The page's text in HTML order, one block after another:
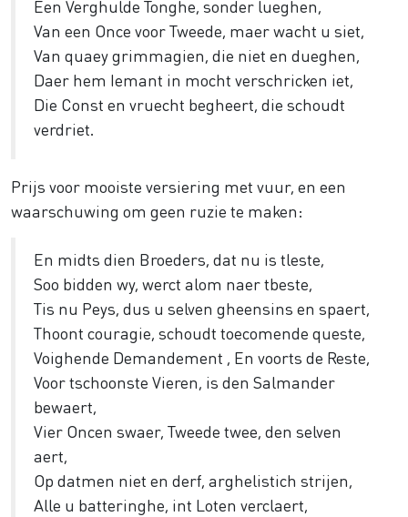
Een Verghulde Tonghe, sonder lueghen,
Van een Once voor Tweede, maer wacht u siet,
Van quaey grimmagien, die niet en dueghen,
Daer hem Iemant in mocht verschricken iet,
Die Const en vruecht begheert, die schoudt
verdriet.
Prijs voor mooiste versiering met vuur, en een
waarschuwing om geen ruzie te maken:
En midts dien Broeders, dat nu is tleste,
Soo bidden wy, werct alom naer tbeste,
Tis nu Peys, dus u selven gheensins en spaert,
Thoont couragie, schoudt toecomende queste,
Voighende Demandement , En voorts de Reste,
Voor tschoonste Vieren, is den Salmander
bewaert,
Vier Oncen swaer, Tweede twee, den selven
aert,
Op datmen niet en derf, arghelistich strijen,
Alle u batteringhe, int Loten verclaert,